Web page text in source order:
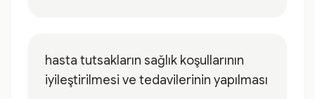
hasta tutsakların sağlık koşullarının
iyileştirilmesi ve tedavilerinin yapılması